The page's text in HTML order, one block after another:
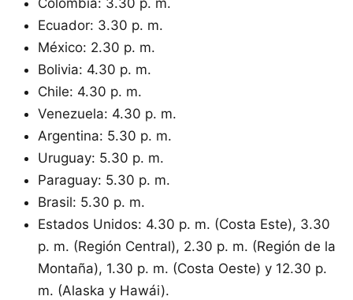
Colombia: 3.30 p. m.
Ecuador: 3.30 p. m.
México: 2.30 p. m.
Bolivia: 4.30 p. m.
Chile: 4.30 p. m.
Venezuela: 4.30 p. m.
Argentina: 5.30 p. m.
Uruguay: 5.30 p. m.
Paraguay: 5.30 p. m.
Brasil: 5.30 p. m.
Estados Unidos: 4.30 p. m. (Costa Este), 3.30
p. m. (Región Central), 2.30 p. m. (Región de la
Montaña), 1.30 p. m. (Costa Oeste) y 12.30 p.
m. (Alaska y Hawái).